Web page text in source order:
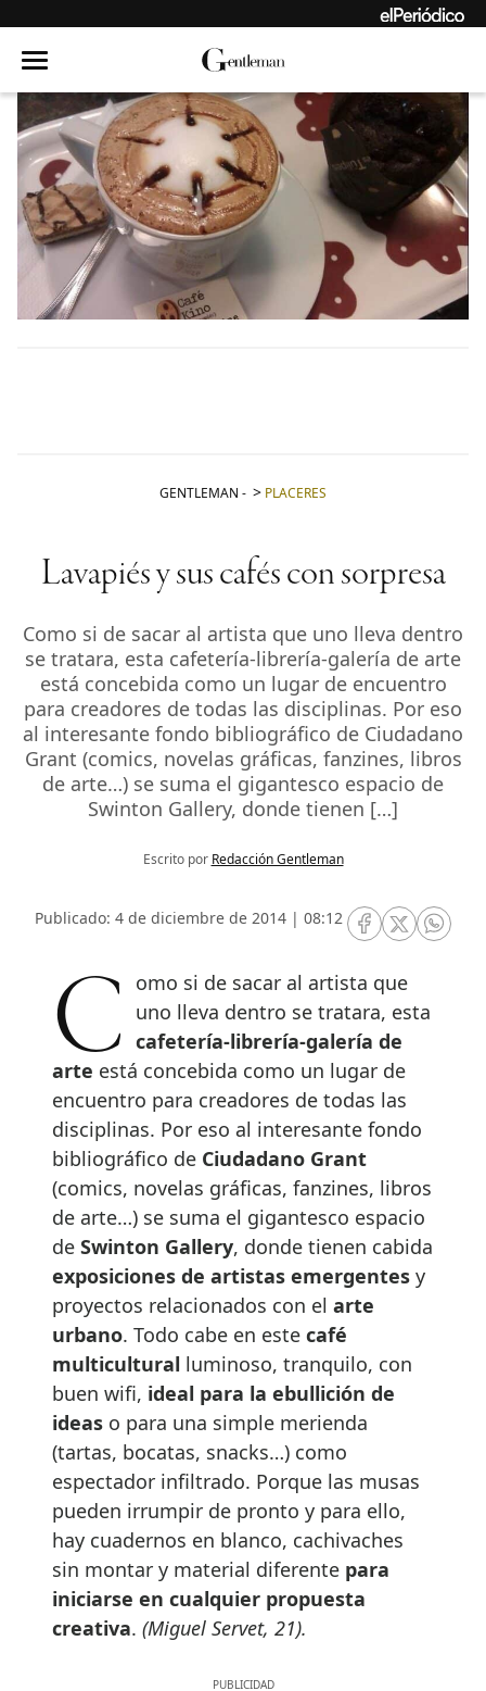
GENTLEMAN - PLACERES
Lavapiés y sus cafés con sorpresa
Como si de sacar al artista que uno lleva dentro
se tratara, esta cafetería-librería-galería de arte
está concebida como un lugar de encuentro
para creadores de todas las disciplinas. Por eso
al interesante fondo bibliográfico de Ciudadano
Grant (comics, novelas gráficas, fanzines, libros
de arte…) se suma el gigantesco espacio de
Swinton Gallery, donde tienen […]
Escrito por Redacción Gentleman
Publicado: 4 de diciembre de 2014 | 08:12
RRSS Facebook
RRSSRRSS
Como si de sacar al artista que
uno lleva dentro se tratara, esta
cafetería-librería-galería de
arte está concebida como un lugar de
encuentro para creadores de todas las
disciplinas. Por eso al interesante fondo
bibliográfico de Ciudadano Grant
(comics, novelas gráficas, fanzines, libros
de arte…) se suma el gigantesco espacio
de Swinton Gallery, donde tienen cabida
exposiciones de artistas emergentes y
proyectos relacionados con el arte
urbano. Todo cabe en este café
multicultural luminoso, tranquilo, con
buen wifi, ideal para la ebullición de
ideas o para una simple merienda
(tartas, bocatas, snacks…) como
espectador infiltrado. Porque las musas
pueden irrumpir de pronto y para ello,
hay cuadernos en blanco, cachivaches
sin montar y material diferente para
iniciarse en cualquier propuesta
creativa. (Miguel Servet, 21).